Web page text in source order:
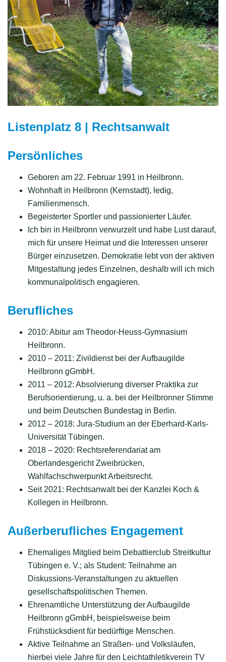
Listenplatz 8 | Rechtsanwalt
Persönliches
Geboren am 22. Februar 1991 in Heilbronn.
Wohnhaft in Heilbronn (Kernstadt), ledig,
Familienmensch.
Begeisterter Sportler und passionierter Läufer.
Ich bin in Heilbronn verwurzelt und habe Lust darauf,
mich für unsere Heimat und die Interessen unserer
Bürger einzusetzen. Demokratie lebt von der aktiven
Mitgestaltung jedes Einzelnen, deshalb will ich mich
kommunalpolitisch engagieren.
Berufliches
2010: Abitur am Theodor-Heuss-Gymnasium
Heilbronn.
2010 – 2011: Zivildienst bei der Aufbaugilde
Heilbronn gGmbH.
2011 – 2012: Absolvierung diverser Praktika zur
Berufsorientierung, u. a. bei der Heilbronner Stimme
und beim Deutschen Bundestag in Berlin.
2012 – 2018: Jura-Studium an der Eberhard-Karls-
Universität Tübingen.
2018 – 2020: Rechtsreferendariat am
Oberlandesgericht Zweibrücken,
Wahlfachschwerpunkt Arbeitsrecht.
Seit 2021: Rechtsanwalt bei der Kanzlei Koch &
Kollegen in Heilbronn.
Außerberufliches Engagement
Ehemaliges Mitglied beim Debattierclub Streitkultur
Tübingen e. V.; als Student: Teilnahme an
Diskussions-Veranstaltungen zu aktuellen
gesellschaftspolitischen Themen.
Ehrenamtliche Unterstützung der Aufbaugilde
Heilbronn gGmbH, beispielsweise beim
Frühstücksdient für bedürftige Menschen.
Aktive Teilnahme an Straßen- und Volksläufen,
hierbei viele Jahre für den Leichtathletikverein TV